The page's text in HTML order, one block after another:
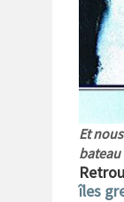
Et
bateau
îles